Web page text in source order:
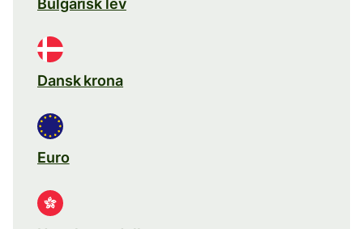
Bulgarisk lev
Dansk krona
Euro